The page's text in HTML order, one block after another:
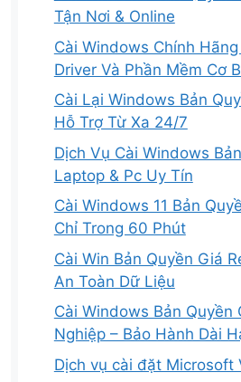
Tận Nơi & Online
Cài Windows Chính Hãng
Driver Và Phần Mềm Cơ
Cài Lại Windows Bản
Hỗ Trợ Từ Xa 24/7
Dịch Vụ Cài Windows
Laptop & Pc Uy Tín
Cài Windows 11 Bản
Chỉ Trong 60 Phút
Cài Win Bản Quyền Giá
An Toàn Dữ Liệu
Cài Windows Bản Quyền
Nghiệp – Bảo Hành Dài
Dịch vụ cài đặt Microsoft